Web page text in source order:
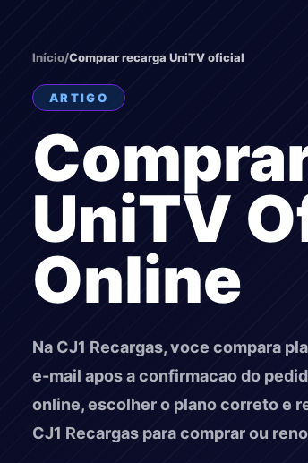
Início/Comprar recarga UniTV oficial
ARTIGO
UniTV
Online
Na CJ1 Recargas, voce compara
e-mail apos a confirmacao do
online, escolher o plano correto e
CJ1 Recargas para comprar ou